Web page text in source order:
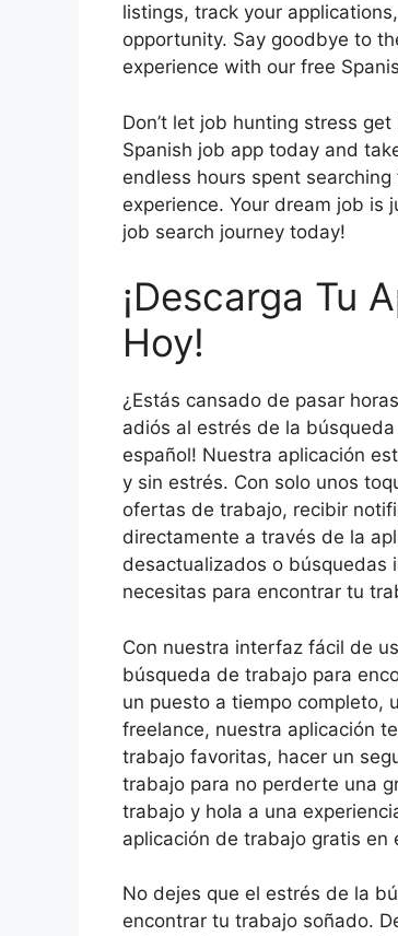
listings, track your
opportunity. Say goodbye to
experience with our free
Don’t let job hunting stress
Spanish job app today and
endless hours spent
experience. Your dream job
job search journey today!
¡Descarga Tu
Hoy!
¿Estás cansado de pasar
adiós al estrés de la
español! Nuestra aplicación
y sin estrés. Con solo unos
ofertas de trabajo, recibir
directamente a través de la
desactualizados o búsquedas
necesitas para encontrar tu
Con nuestra interfaz fácil de
búsqueda de trabajo para
un puesto a tiempo completo,
freelance, nuestra aplicación
trabajo favoritas, hacer un
trabajo para no perderte una
trabajo y hola a una
aplicación de trabajo gratis en
No dejes que el estrés de la
encontrar tu trabajo soñado.